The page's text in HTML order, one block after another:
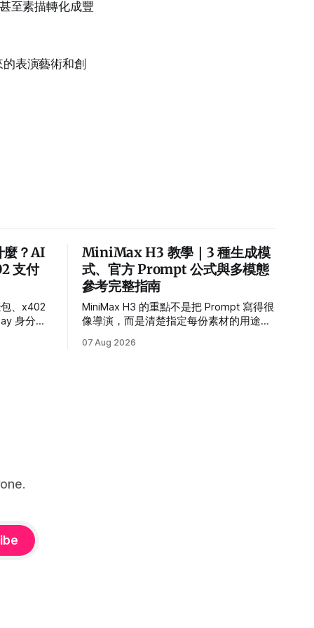
至素描轉化成豐
表演藝術和創
？AI
支付
、x402
身分串
MiniMax H3 教學｜3 種生成模
式、官方 Prompt 公式與多模態
參考完整指南
MiniMax H3 的重點不是把 Prompt 寫得很
像導演，而是清楚指定每份素材的用途、
例帶你完成第一支可控的多模態影片。
07 Aug 2026